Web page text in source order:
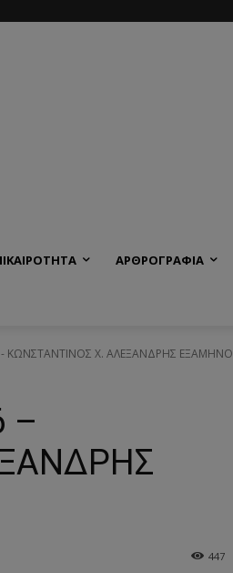
ΑΡΘΡΟΓΡΑΦΙΑ
Χ. ΑΛΕΞΑΝΔΡΗΣ ΕΞΑΜΗΝΟ
–
447